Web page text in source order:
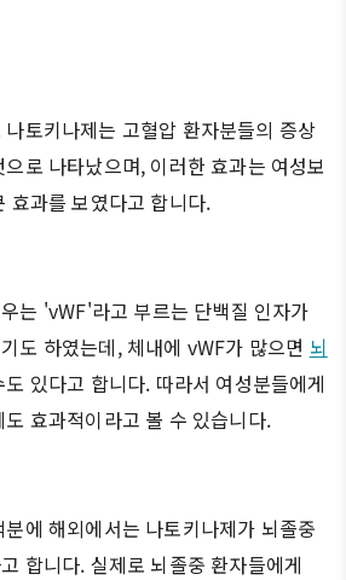
토키나제는 고혈압 환자분들의 증상
로 나타났으며, 이러한 효과는 여성보
효과를 보였다고 합니다.
는 'vWF'라고 부르는 단백질 인자가
도 하였는데, 체내에 vWF가 많으면 뇌
있다고 합니다. 따라서 여성분들에게
효과적이라고 볼 수 있습니다.
에 해외에서는 나토키나제가 뇌졸중
합니다. 실제로 뇌졸중 환자들에게